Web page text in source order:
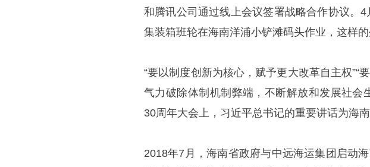
和腾讯公司通过线上会议签署战略合作协议。
集装箱班轮在海南洋浦小铲滩码头作业，这样
“要以制度创新为核心，赋予更大改革自主权”“
气力破除体制机制弊端，不断解放和发展社会
30周年大会上，习近平总书记的重要讲话为海南
2018年7月，海南省政府与中远海运集团启动